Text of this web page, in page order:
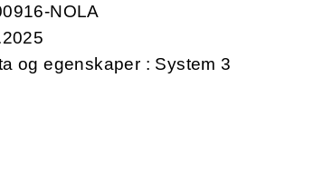
NOLA
og egenskaper : System 3